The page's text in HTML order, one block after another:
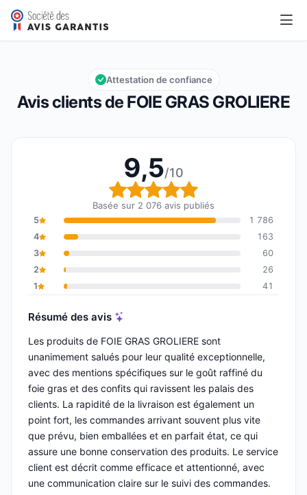
FOIE GRAS GROLIERE
Note globale : 9,5 sur 10
9,5/10
Avis clients de FOIE GRAS GROLIERE
Attestation de confiance
9,5/10
Note globale : 9,5 sur
Basée sur 2 076 avis publiés
5
1 786
4
163
3
60
2
26
1
41
Résumé des avis
Les produits de FOIE GRAS GROLIERE sont
unanimement salués pour leur qualité exceptionnelle,
avec des mentions spécifiques sur le goût raffiné du
foie gras et des confits qui ravissent les palais des
clients. La rapidité de la livraison est également un
point fort, les commandes arrivant souvent plus vite
que prévu, bien emballées et en parfait état, ce qui
assure une bonne conservation des produits. Le service
client est décrit comme efficace et attentionné, avec
une communication claire sur le suivi des commandes.